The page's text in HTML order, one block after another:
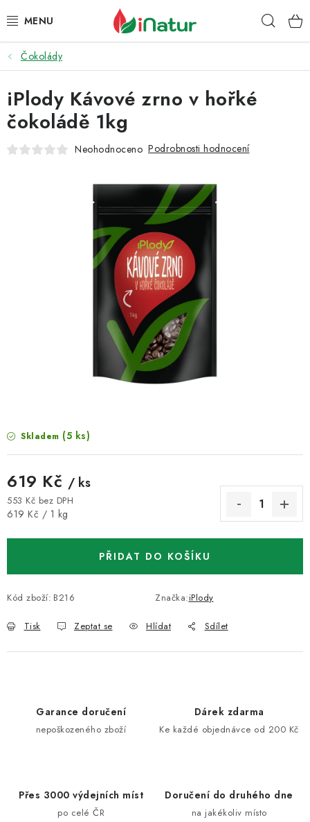
na
POTRAVINY
OŘECHY A SUŠENÉ PLODY
SNACKY
EKO DROGERIE A KOSMETIKA
Reklamace a vrácení zboží
Čokolády
Skladem (5 ks)
619 Kč / ks
553 Kč bez DPH
Měrná cena:
619 Kč / 1 kg
PŘIDAT DO KOŠÍKU
Kód zboží: B216 Značka:iPlody
Tisk Zeptat se Hlídat Sdílet
iPlody Kávové zrno v hořké
čokoládě 1kg
Neohodnoceno Podrobnosti hodnocení
Garance doručení
nepoškozeného zboží
Dárek zdarma
Ke každé objednávce od 200 Kč
Přes 3000 výdejních míst
po celé ČR
Doručení do druhého dne
na jakékoliv místo